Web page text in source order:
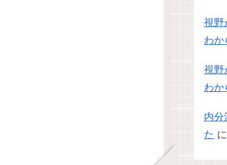
視野
わか
視野
わか
内分
た に